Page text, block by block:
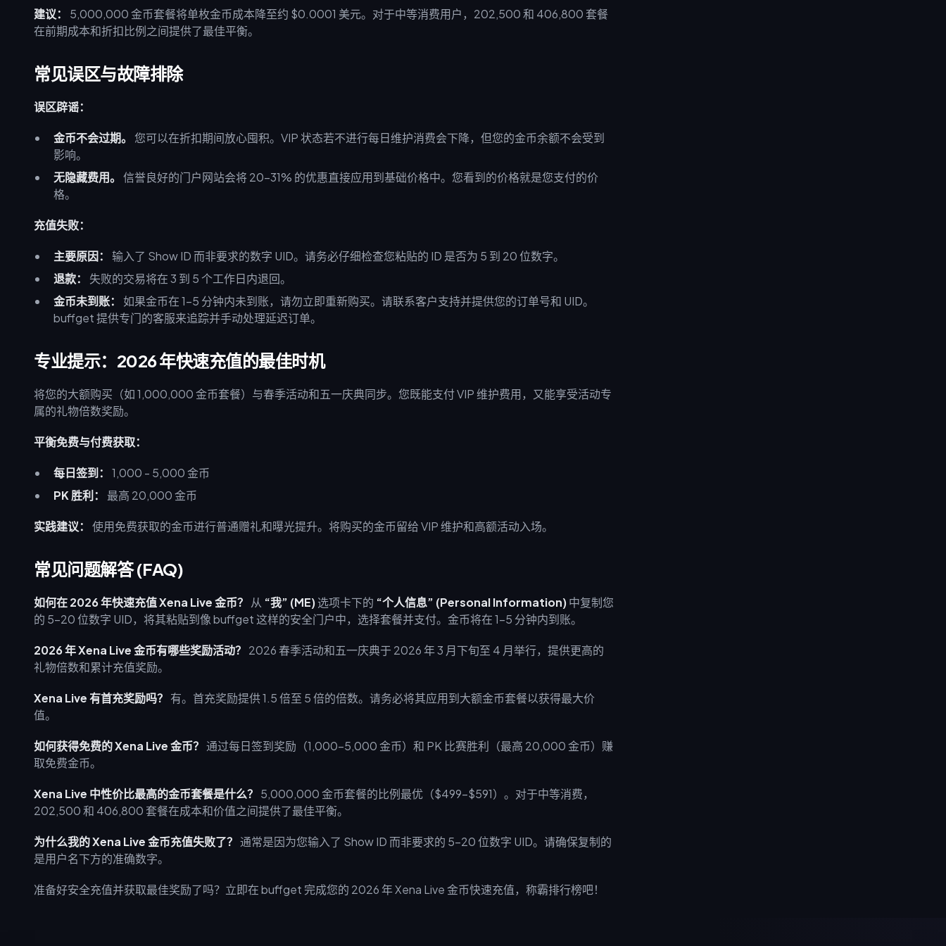
建议：
5,000,000 金币套餐将单枚金币成本降至约 $0.0001 美元。对于中等消费用户，202,500 和 406,800 套餐
在前期成本和折扣比例之间提供了最佳平衡。
常见误区与故障排除
误区辟谣：
金币不会过期。 您可以在折扣期间放心囤积。VIP 状态若不进行每日维护消费会下降，但您的金币余额不会受到
影响。
无隐藏费用。 信誉良好的门户网站会将 20-31% 的优惠直接应用到基础价格中。您看到的价格就是您支付的价
格。
充值失败：
主要原因：
输入了 Show ID 而非要求的数字 UID。请务必仔细检查您粘贴的 ID 是否为 5 到 20 位数字。
退款：
失败的交易将在 3 到 5 个工作日内退回。
金币未到账：
如果金币在 1-5 分钟内未到账，请勿立即重新购买。请联系客户支持并提供您的订单号和 UID。
buffget 提供专门的客服来追踪并手动处理延迟订单。
专业提示：2026 年快速充值的最佳时机
将您的大额购买（如 1,000,000 金币套餐）与春季活动和五一庆典同步。您既能支付 VIP 维护费用，又能享受活动专
属的礼物倍数奖励。
平衡免费与付费获取：
每日签到：
1,000 - 5,000 金币
PK 胜利：
最高 20,000 金币
实践建议： 使用免费获取的金币进行普通赠礼和曝光提升。将购买的金币留给 VIP 维护和高额活动入场。
常见问题解答 (FAQ)
如何在 2026 年快速充值 Xena Live 金币？ 从 “我” (ME)选项卡下的 “个人信息” (Personal Information)中复制您
的 5-20 位数字 UID，将其粘贴到像 buffget 这样的安全门户中，选择套餐并支付。金币将在 1-5 分钟内到账。
2026 年 Xena Live 金币有哪些奖励活动？ 2026 春季活动和五一庆典于 2026 年 3 月下旬至 4 月举行，提供更高的
礼物倍数和累计充值奖励。
Xena Live 有首充奖励吗？ 有。首充奖励提供 1.5 倍至 5 倍的倍数。请务必将其应用到大额金币套餐以获得最大价
值。
如何获得免费的 Xena Live 金币？ 通过每日签到奖励（1,000-5,000 金币）和 PK 比赛胜利（最高 20,000 金币）赚
取免费金币。
Xena Live 中性价比最高的金币套餐是什么？ 5,000,000 金币套餐的比例最优（$499-$591）。对于中等消费，
202,500 和 406,800 套餐在成本和价值之间提供了最佳平衡。
为什么我的 Xena Live 金币充值失败了？ 通常是因为您输入了 Show ID 而非要求的 5-20 位数字 UID。请确保复制的
是用户名下方的准确数字。
准备好安全充值并获取最佳奖励了吗？立即在 buffget 完成您的 2026 年 Xena Live 金币快速充值，称霸排行榜吧！